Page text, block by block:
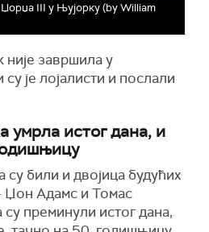
III у Њујорку (by William
није завршила у
је лојалисти и послали
умрла истог дана, и
били и двојица будућих
Џон Адамс и Томас
преминули истог дана,